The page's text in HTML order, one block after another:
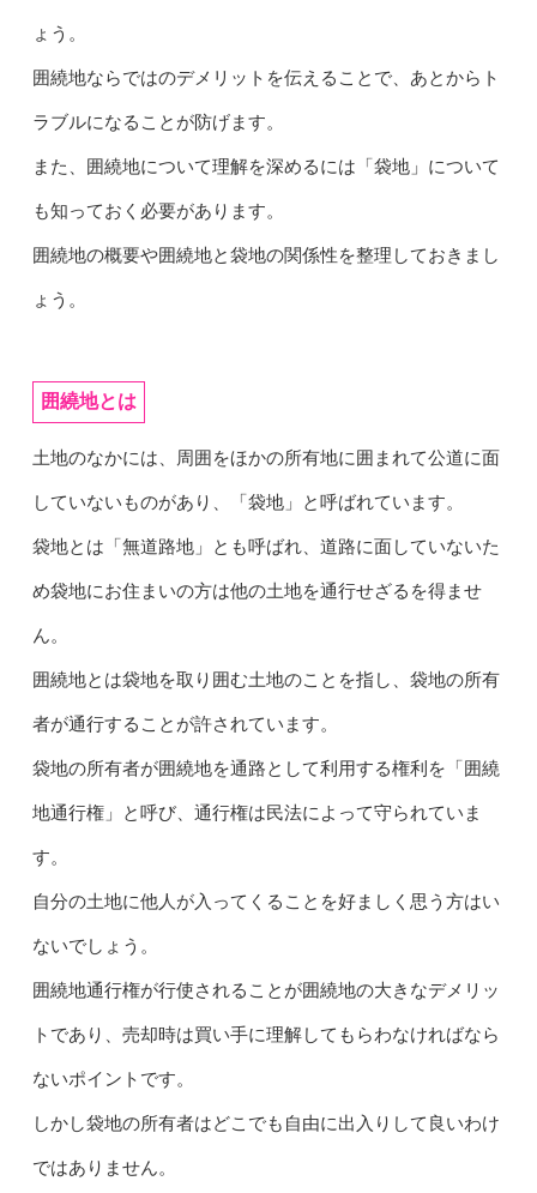
ょう。
囲繞地ならではのデメリットを伝えることで、あとからト
ラブルになることが防げます。
また、囲繞地について理解を深めるには「袋地」について
も知っておく必要があります。
囲繞地の概要や囲繞地と袋地の関係性を整理しておきまし
ょう。
囲繞地とは
土地のなかには、周囲をほかの所有地に囲まれて公道に面
していないものがあり、「袋地」と呼ばれています。
袋地とは「無道路地」とも呼ばれ、道路に面していないた
め袋地にお住まいの方は他の土地を通行せざるを得ませ
ん。
囲繞地とは袋地を取り囲む土地のことを指し、袋地の所有
者が通行することが許されています。
袋地の所有者が囲繞地を通路として利用する権利を「囲繞
地通行権」と呼び、通行権は民法によって守られていま
す。
自分の土地に他人が入ってくることを好ましく思う方はい
ないでしょう。
囲繞地通行権が行使されることが囲繞地の大きなデメリッ
トであり、売却時は買い手に理解してもらわなければなら
ないポイントです。
しかし袋地の所有者はどこでも自由に出入りして良いわけ
ではありません。